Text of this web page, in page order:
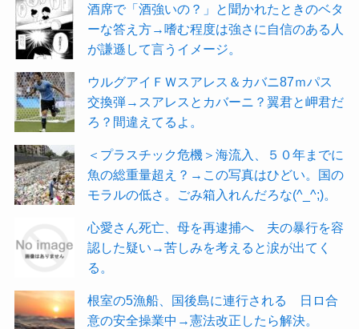
酒席で「酒強いの？」と聞かれたときのベタ
ーな答え方→嗜む程度は強さに自信のある人
が謙遜して言うイメージ。
ウルグアイＦＷスアレス＆カバニ87ｍパス
交換弾→スアレスとカバーニ？翼君と岬君だ
ろ？間違えてるよ。
＜プラスチック危機＞海流入、５０年までに
魚の総重量超え？→この写真はひどい。国の
モラルの低さ。ごみ箱入れんだろな(^_^;)。
心愛さん死亡、母を再逮捕へ 夫の暴行を容
認した疑い→苦しみを考えると涙が出てく
る。
根室の5漁船、国後島に連行される 日ロ合
意の安全操業中→憲法改正したら解決。